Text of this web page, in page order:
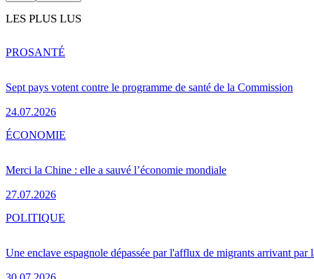
LES PLUS LUS
Sept pays votent contre le programme de santé de la Commission
24.07.2026
PROSANTÉ
Merci la Chine : elle a sauvé l’économie mondiale
27.07.2026
ÉCONOMIE
Une enclave espagnole dépassée par l'afflux de migrants arrivant par
POLITIQUE